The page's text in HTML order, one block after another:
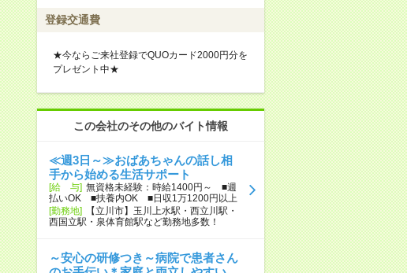
登録交通費
★今ならご来社登録でQUOカード2000円分を
プレゼント中★
この会社のその他のバイト情報
≪週3日～≫おばあちゃんの話し相
手から始める生活サポート
[給 与] 無資格未経験：時給1400円～ ■週
払いOK ■扶養内OK ■日収1万1200円以上
[勤務地]
【立川市】玉川上水駅・西立川駅・
西国立駅・泉体育館駅など勤務地多数！
～安心の研修つき～病院で患者さん